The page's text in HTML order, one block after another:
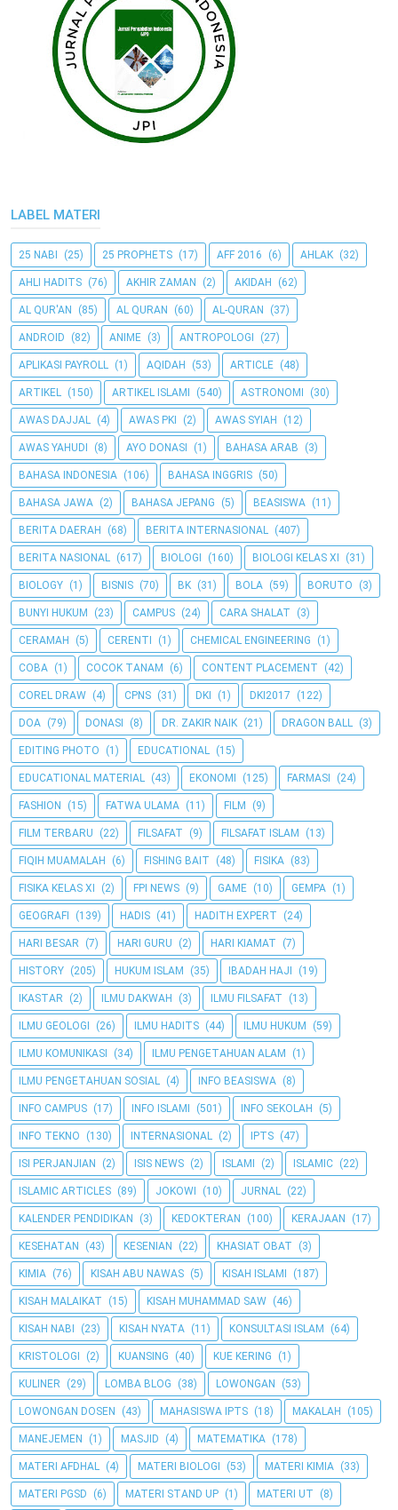
LABEL MATERI
25 NABI (25) 25 PROPHETS (17) AFF 2016 (6) AHLAK (32)
AHLI HADITS (76) AKHIR ZAMAN (2) AKIDAH (62)
AL QUR'AN (85) AL QURAN (60) AL-QURAN (37)
ANDROID (82) ANIME (3) ANTROPOLOGI (27)
APLIKASI PAYROLL (1) AQIDAH (53) ARTICLE (48)
ARTIKEL (150) ARTIKEL ISLAMI (540) ASTRONOMI (30)
AWAS DAJJAL (4) AWAS PKI (2) AWAS SYIAH (12)
AWAS YAHUDI (8) AYO DONASI (1) BAHASA ARAB (3)
BAHASA INDONESIA (106) BAHASA INGGRIS (50)
BAHASA JAWA (2) BAHASA JEPANG (5) BEASISWA (11)
BERITA DAERAH (68) BERITA INTERNASIONAL (407)
BERITA NASIONAL (617) BIOLOGI (160) BIOLOGI KELAS XI (31)
BIOLOGY (1) BISNIS (70) BK (31) BOLA (59) BORUTO (3)
BUNYI HUKUM (23) CAMPUS (24) CARA SHALAT (3)
CERAMAH (5) CERENTI (1) CHEMICAL ENGINEERING (1)
COBA (1) COCOK TANAM (6) CONTENT PLACEMENT (42)
COREL DRAW (4) CPNS (31) DKI (1) DKI2017 (122)
DOA (79) DONASI (8) DR. ZAKIR NAIK (21) DRAGON BALL (3)
EDITING PHOTO (1) EDUCATIONAL (15)
EDUCATIONAL MATERIAL (43) EKONOMI (125) FARMASI (24)
FASHION (15) FATWA ULAMA (11) FILM (9)
FILM TERBARU (22) FILSAFAT (9) FILSAFAT ISLAM (13)
FIQIH MUAMALAH (6) FISHING BAIT (48) FISIKA (83)
FISIKA KELAS XI (2) FPI NEWS (9) GAME (10) GEMPA (1)
GEOGRAFI (139) HADIS (41) HADITH EXPERT (24)
HARI BESAR (7) HARI GURU (2) HARI KIAMAT (7)
HISTORY (205) HUKUM ISLAM (35) IBADAH HAJI (19)
IKASTAR (2) ILMU DAKWAH (3) ILMU FILSAFAT (13)
ILMU GEOLOGI (26) ILMU HADITS (44) ILMU HUKUM (59)
ILMU KOMUNIKASI (34) ILMU PENGETAHUAN ALAM (1)
ILMU PENGETAHUAN SOSIAL (4) INFO BEASISWA (8)
INFO CAMPUS (17) INFO ISLAMI (501) INFO SEKOLAH (5)
INFO TEKNO (130) INTERNASIONAL (2) IPTS (47)
ISI PERJANJIAN (2) ISIS NEWS (2) ISLAMI (2) ISLAMIC (22)
ISLAMIC ARTICLES (89) JOKOWI (10) JURNAL (22)
KALENDER PENDIDIKAN (3) KEDOKTERAN (100) KERAJAAN (17)
KESEHATAN (43) KESENIAN (22) KHASIAT OBAT (3)
KIMIA (76) KISAH ABU NAWAS (5) KISAH ISLAMI (187)
KISAH MALAIKAT (15) KISAH MUHAMMAD SAW (46)
KISAH NABI (23) KISAH NYATA (11) KONSULTASI ISLAM (64)
KRISTOLOGI (2) KUANSING (40) KUE KERING (1)
KULINER (29) LOMBA BLOG (38) LOWONGAN (53)
LOWONGAN DOSEN (43) MAHASISWA IPTS (18) MAKALAH (105)
MANEJEMEN (1) MASJID (4) MATEMATIKA (178)
MATERI AFDHAL (4) MATERI BIOLOGI (53) MATERI KIMIA (33)
MATERI PGSD (6) MATERI STAND UP (1) MATERI UT (8)